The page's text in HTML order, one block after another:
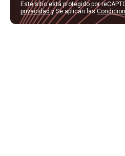
Este sitio está protegido por
privacidady Se aplican las